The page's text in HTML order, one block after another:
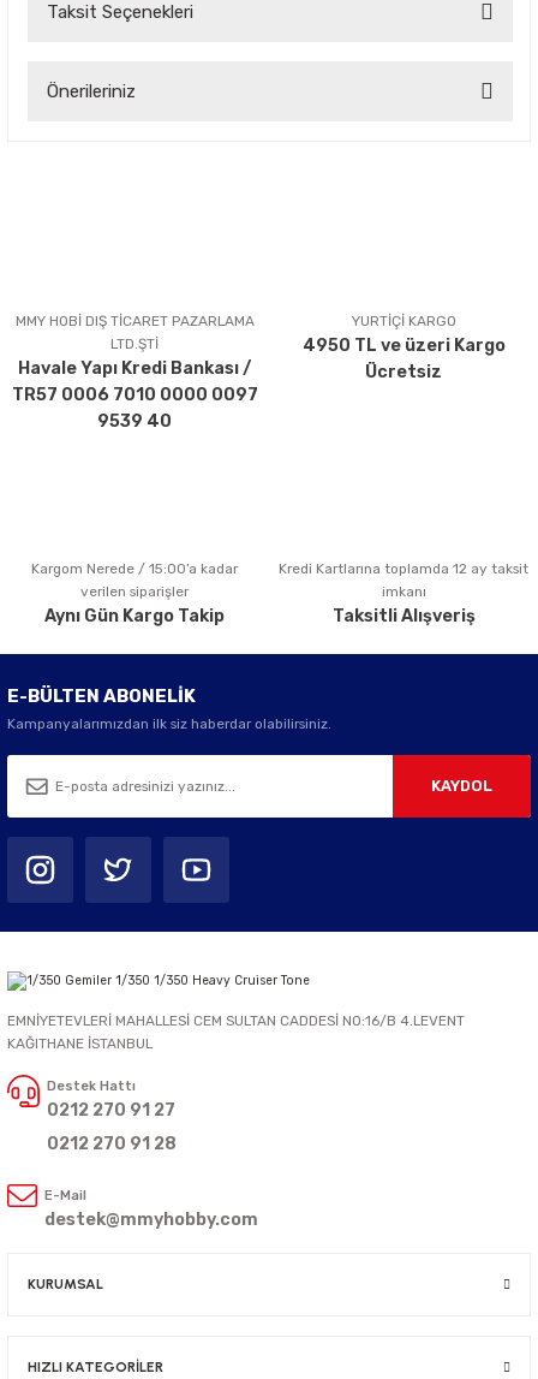
Taksit Seçenekleri
Önerileriniz
Ürün açıklamasında eksik bilgiler bulunuyor.
Ürün bilgilerinde hatalar bulunuyor.
Ürün fiyatı diğer sitelerden daha pahalı.
Bu ürüne benzer farklı alternatifler olmalı.
Gönder
MMY HOBİ DIŞ TİCARET PAZARLAMA
LTD.ŞTİ
Havale Yapı Kredi Bankası /
TR57 0006 7010 0000 0097
9539 40
YURTİÇİ KARGO
4950 TL ve üzeri Kargo
Ücretsiz
Kargom Nerede / 15:00’a kadar
verilen siparişler
Aynı Gün Kargo Takip
Kredi Kartlarına toplamda 12 ay taksit
imkanı
Taksitli Alışveriş
E-BÜLTEN ABONELİK
Kampanyalarımızdan ilk siz haberdar olabilirsiniz.
KAYDOL
EMNİYETEVLERİ MAHALLESİ CEM SULTAN CADDESİ NO:16/B 4.LEVENT
KAĞITHANE İSTANBUL
Destek Hattı
0212 270 91 27
0212 270 91 28
E-Mail
destek@mmyhobby.com
KURUMSAL
HIZLI KATEGORİLER